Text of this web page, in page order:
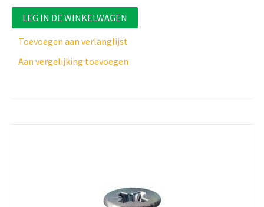
LEG IN DE WINKELWAGEN
Toevoegen aan verlanglijst
Aan vergelijking toevoegen